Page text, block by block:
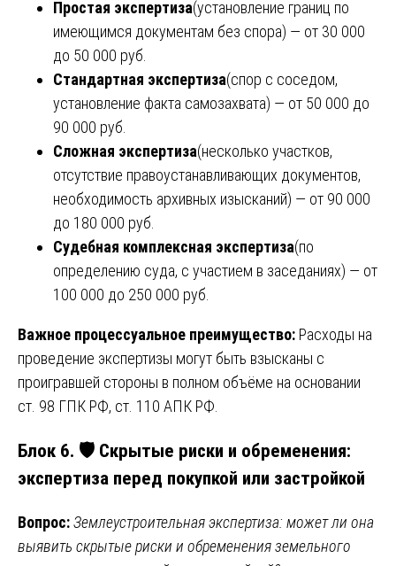
Простая экспертиза(установление границ по
имеющимся документам без спора) — от 30 000
до 50 000 руб.
Стандартная экспертиза(спор с соседом,
установление факта самозахвата) — от 50 000 до
90 000 руб.
Сложная экспертиза(несколько участков,
отсутствие правоустанавливающих документов,
необходимость архивных изысканий) — от 90 000
до 180 000 руб.
Судебная комплексная экспертиза(по
определению суда, с участием в заседаниях) — от
100 000 до 250 000 руб.
Важное процессуальное преимущество: Расходы на
проведение экспертизы могут быть взысканы с
проигравшей стороны в полном объёме на основании
ст. 98 ГПК РФ, ст. 110 АПК РФ.
Блок 6. 🛡️ Скрытые риски и обременения:
экспертиза перед покупкой или застройкой
Вопрос:Землеустроительная экспертиза: может ли она
выявить скрытые риски и обременения земельного